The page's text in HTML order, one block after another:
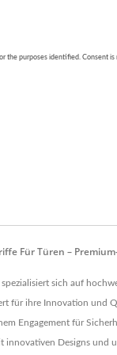
Für Türen –
sich auf
für ihre Innovation
Engagement für
Designs und